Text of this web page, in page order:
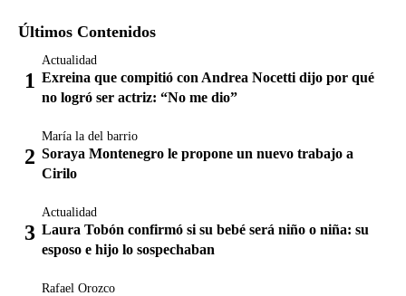
Últimos Contenidos
Actualidad
Exreina que compitió con Andrea Nocetti dijo por qué
no logró ser actriz: “No me dio”
María la del barrio
Soraya Montenegro le propone un nuevo trabajo a
Cirilo
Actualidad
Laura Tobón confirmó si su bebé será niño o niña: su
esposo e hijo lo sospechaban
Rafael Orozco